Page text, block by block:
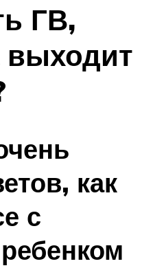
ГВ,
выходит
как
с